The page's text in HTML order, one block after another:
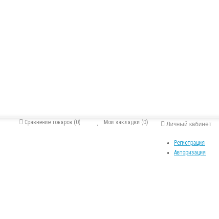
Личный кабинет
Регистрация
Авторизация
Мои закладки (0)
Сравнение товаров (0)